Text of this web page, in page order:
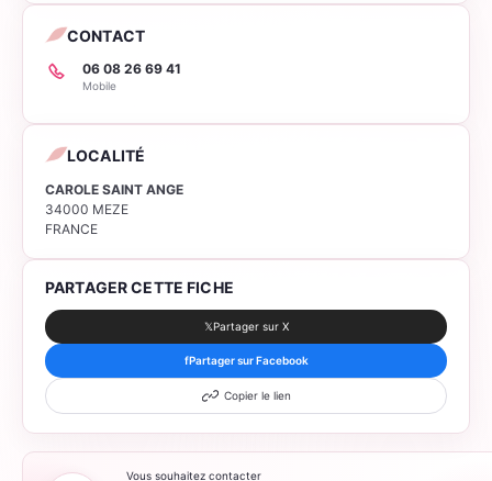
LOCALITÉ
CAROLE SAINT ANGE
34000 MEZE
FRANCE
CONTACT
06 08 26 69 41
Mobile
PARTAGER CETTE FICHE
𝕏Partager sur X
fPartager sur Facebook
Copier le lien
Vous souhaitez contacter